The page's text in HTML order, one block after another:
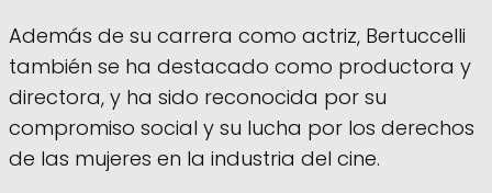
Además de su carrera como actriz, Bertuccelli
también se ha destacado como productora y
directora, y ha sido reconocida por su
compromiso social y su lucha por los derechos
de las mujeres en la industria del cine.